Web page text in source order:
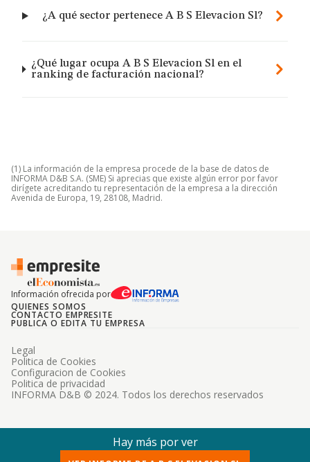
¿A qué sector pertenece A B S Elevacion Sl?
¿Qué lugar ocupa A B S Elevacion Sl en el
ranking de facturación nacional?
(1) La información de la empresa procede de la base de datos de
INFORMA D&B S.A. (SME) Si aprecias que existe algún error por favor
dirígete acreditando tu representación de la empresa a la dirección
Avenida de Europa, 19, 28108, Madrid.
Información ofrecida por
QUIENES SOMOS
CONTACTO EMPRESITE
PUBLICA O EDITA TU EMPRESA
INFORMA D&B © 2024. Todos los derechos reservados
Legal
Politica de Cookies
Configuracion de Cookies
Politica de privacidad
Hay más por ver